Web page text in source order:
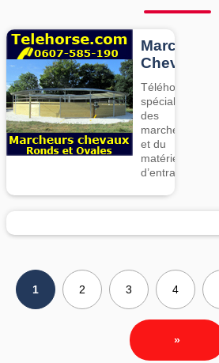
Marcheurs
Chevaux
Téléhorse,
spécialiste
des
marcheurs
et du
matériel
d’entrainement
1 2 3 4
»